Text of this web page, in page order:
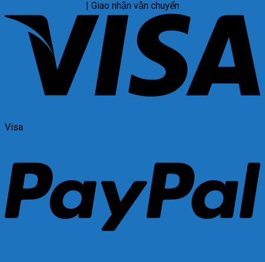
| Giao nhận vận chuyển
Visa